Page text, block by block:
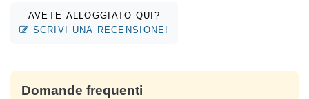
AVETE ALLOGGIATO QUI?
SCRIVI UNA RECENSIONE!
Domande frequenti